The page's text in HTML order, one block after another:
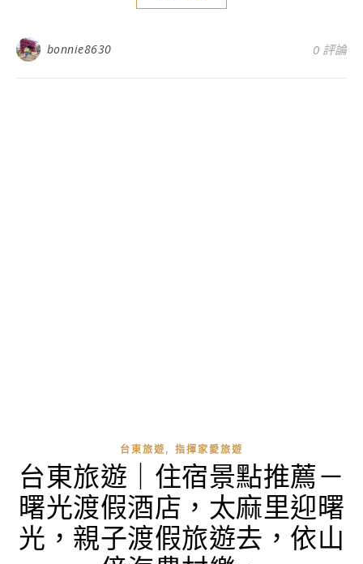
bonnie8630 0 評論
台東旅遊, 指揮家愛旅遊
台東旅遊｜住宿景點推薦－
曙光渡假酒店，太麻里迎曙
光，親子渡假旅遊去，依山